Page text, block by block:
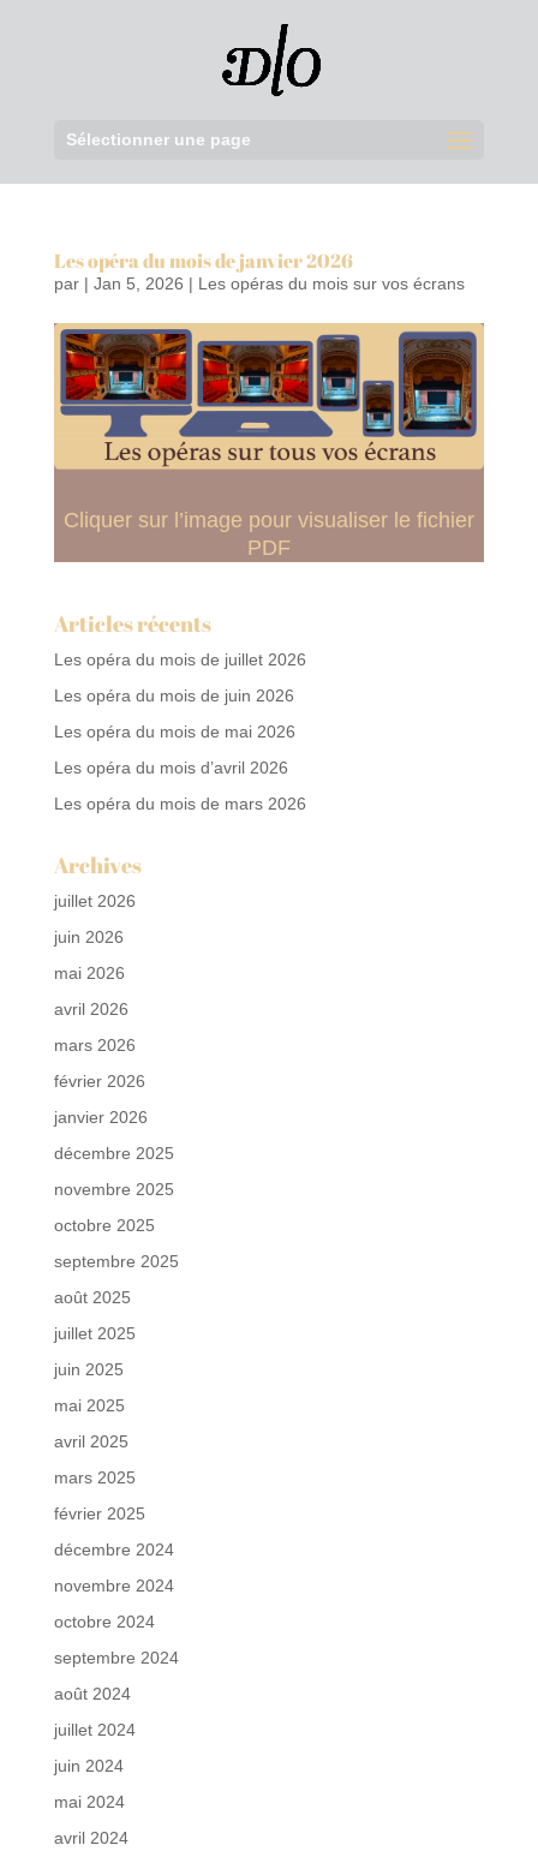
Sélectionner une page
Les opéra du mois de janvier 2026
par | Jan 5, 2026 | Les opéras du mois sur vos écrans
Cliquer sur l’image pour visualiser le fichier
PDF
Articles récents
Les opéra du mois de juillet 2026
Les opéra du mois de juin 2026
Les opéra du mois de mai 2026
Les opéra du mois d’avril 2026
Les opéra du mois de mars 2026
Archives
juillet 2026
juin 2026
mai 2026
avril 2026
mars 2026
février 2026
janvier 2026
décembre 2025
novembre 2025
octobre 2025
septembre 2025
août 2025
juillet 2025
juin 2025
mai 2025
avril 2025
mars 2025
février 2025
décembre 2024
novembre 2024
octobre 2024
septembre 2024
août 2024
juillet 2024
juin 2024
mai 2024
avril 2024